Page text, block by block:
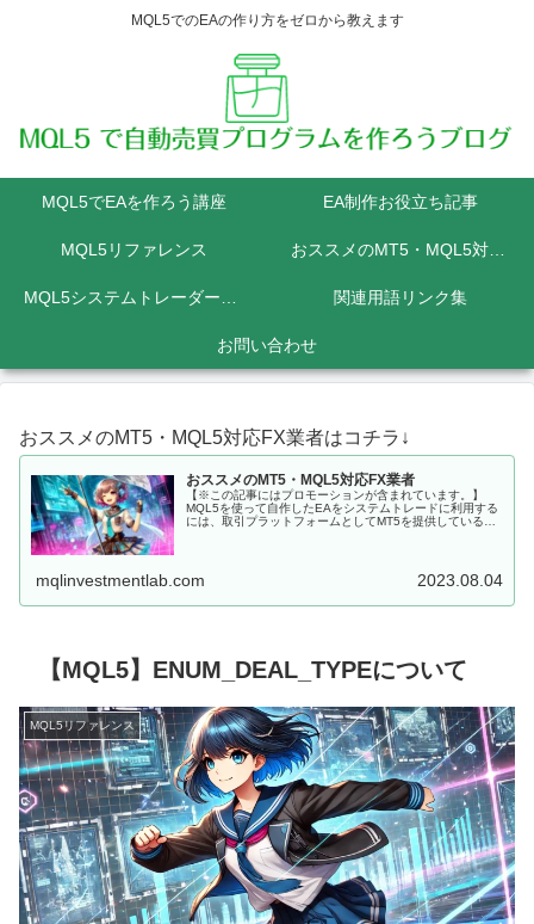
MQL5でのEAの作り方をゼロから教えます
MQL5でEAを作ろう講座 EA制作お役立ち記事
MQL5リファレンス おススメのMT5・MQL5対応FX業者
MQL5システムトレーダーの為のPython講座 関連用語リンク集
お問い合わせ
おススメのMT5・MQL5対応FX業者はコチラ↓
おススメのMT5・MQL5対応FX業者
【※この記事にはプロモーションが含まれています。】
MQL5を使って自作したEAをシステムトレードに利用する
には、取引プラットフォームとしてMT5を提供しているFX
mqlinvestmentlab.com 2023.08.04
【MQL5】ENUM_DEAL_TYPEについて
MQL5リファレンス